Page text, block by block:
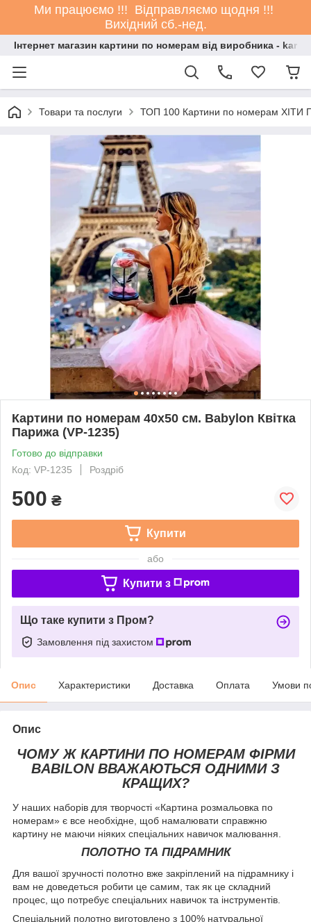
Ми працюємо !!! Відправляємо щодня !!!
Вихідний сб.-нед.
Інтернет магазин картини по номерам від виробника -
Товари та послуги ТОП 100 Картини по номерам ХІТИ
Картини по номерам 40х50 см. Babylon Квітка
Парижа (VP-1235)
Готово до відправки
Код: VP-1235
Роздріб
500 ₴
Купити
або
Купити з
Що таке купити з Пром?
Замовлення під захистом
Опис Характеристики Доставка Оплата Умови
Опис
ЧОМУ Ж КАРТИНИ ПО НОМЕРАМ ФІРМИ
BABILON ВВАЖАЮТЬСЯ ОДНИМИ З
КРАЩИХ?
У наших наборів для творчості «Картина розмальовка по
номерам» є все необхідне, щоб намалювати справжню
картину не маючи ніяких спеціальних навичок малювання.
ПОЛОТНО ТА ПІДРАМНИК
Для вашої зручності полотно вже закріплений на підрамнику і
вам не доведеться робити це самим, так як це складний
процес, що потребує спеціальних навичок та інструментів.
Спеціальний полотно виготовлено з 100% натуральної